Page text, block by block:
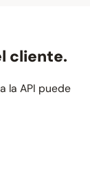
cliente.
la API puede